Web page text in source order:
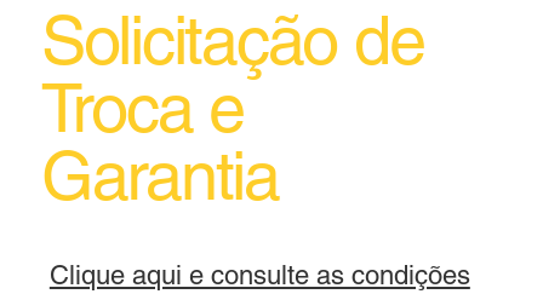
Solicitação de
Troca e
Garantia
Clique aqui e consulte as condições